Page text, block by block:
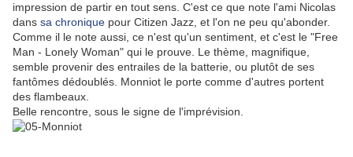
impression de partir en tout sens. C'est ce que note l'ami Nicolas
dans sa chronique pour Citizen Jazz, et l'on ne peu qu'abonder.
Comme il le note aussi, ce n'est qu'un sentiment, et c'est le "Free
Man - Lonely Woman" qui le prouve. Le thème, magnifique,
semble provenir des entrailes de la batterie, ou plutôt de ses
fantômes dédoublés. Monniot le porte comme d'autres portent
des flambeaux.
Belle rencontre, sous le signe de l'imprévision.